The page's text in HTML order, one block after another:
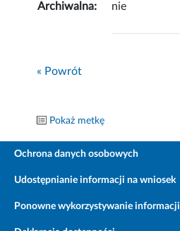
Archiwalna: nie
« Powrót
Pokaż metkę
Ochrona danych osobowych
Udostępnianie informacji na wniosek
Ponowne wykorzystywanie